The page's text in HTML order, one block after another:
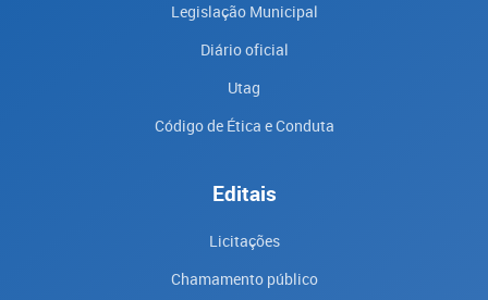
Legislação Municipal
Diário oficial
Utag
Código de Ética e Conduta
Editais
Licitações
Chamamento público